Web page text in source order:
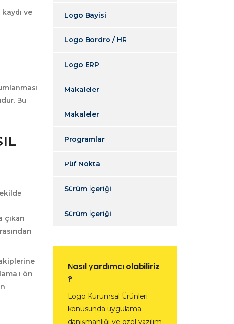
ve
Bu
çıkan
ön
Logo Bayisi
Logo Bordro / HR
Logo ERP
Makaleler
Makaleler
Programlar
Püf Nokta
Sürüm İçeriği
Sürüm İçeriği
Nasıl yardımcı olabiliriz
?
Logo Kurumsal Ürünleri
konusunda uygulama
danışmanlığı ve özel yazılım